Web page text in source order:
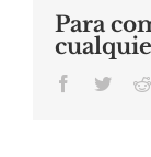
Para
Facebook
Twitter